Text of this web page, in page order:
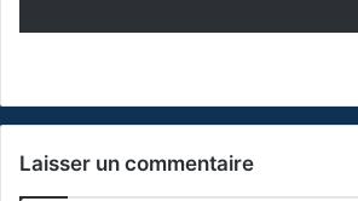
Laisser un commentaire